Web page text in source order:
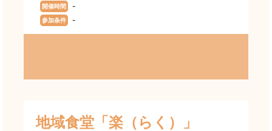
開催時間 -
参加条件 -
地域食堂「楽（らく）」